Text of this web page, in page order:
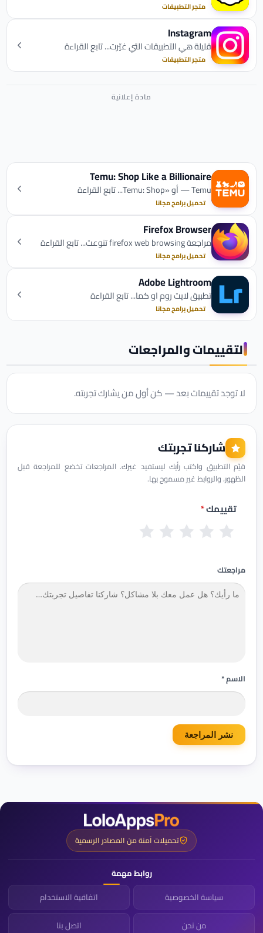
متجر التطبيقات
Instagram
قليلة هي التطبيقات التي غيّرت... تابع القراءة
متجر التطبيقات
Temu: Shop Like a Billionaire
Temu — أو «Temu: Shop... تابع القراءة
تحميل برامج مجانا
Firefox Browser
مراجعة firefox web browsing تنوعت... تابع القراءة
تحميل برامج مجانا
Adobe Lightroom
تطبيق لايت روم او كما... تابع القراءة
تحميل برامج مجانا
التقييمات والمراجعات
لا توجد تقييمات بعد — كن أول من يشارك تجربته.
شاركنا تجربتك
قيّم التطبيق واكتب رأيك ليستفيد غيرك. المراجعات تخضع للمراجعة قبل
الظهور، والروابط غير مسموح بها.
تقييمك*
م
ا
ز
ج
ج
دً
م
و
ل
ض
ف
س
ئ
مراجعتك
الاسم *
تحميلات آمنة من المصادر الرسمية
روابط مهمة
سياسة الخصوصية
اتفاقية الاستخدام
من نحن
اتصل بنا